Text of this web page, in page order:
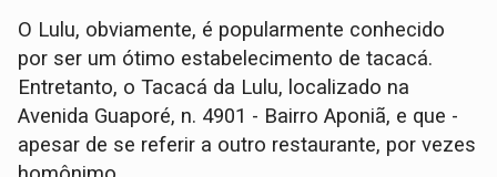
O Lulu, obviamente, é popularmente conhecido
por ser um ótimo estabelecimento de tacacá.
Entretanto, o Tacacá da Lulu, localizado na
Avenida Guaporé, n. 4901 - Bairro Aponiã, e que -
apesar de se referir a outro restaurante, por vezes